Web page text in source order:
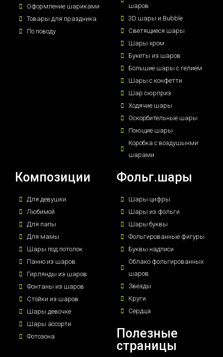
Оформление шариками
Товары для праздника
По поводу
шаров
3D шары и Bubble
Светящиеся шары
Шары хром
Букеты из шаров
Большие шары с гелием
Шары с конфетти
Шар сюрприз
Ходячие шары
Оскорбительные шары
Поющие шары
Коробка с воздушынми
шарами
Композиции
Для девушки
Любимой
Для папы
Для мамы
Шары под потолок
Панно из шаров
Гирлянды из шаров
Фонтаны из шаров
Стойки из шаров
Шары девочке
Шары ассорти
Фотозона
Фольг.шары
Шары цифры
Шары из фольги
Шары буквы
Фольгированные фигуры
Буквы надписи
Облако фольгированных
шаров
Звезды
Круги
Сердца
Полезные
страницы